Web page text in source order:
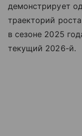
демонстрирует
траекторий
в сезоне 2025
текущий 2026-й.